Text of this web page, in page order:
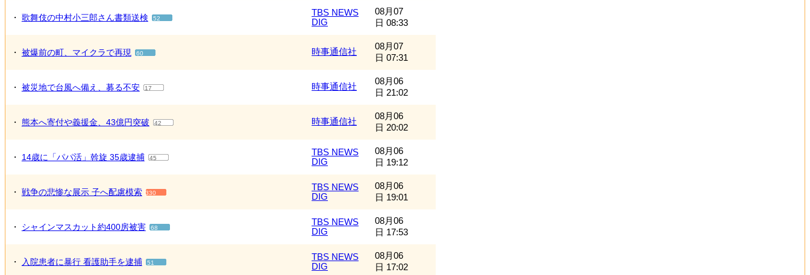
・ 歌舞伎の中村小三郎さん書類送検 52
TBS NEWS
DIG
08月07
日 08:33
・ 被爆前の町、マイクラで再現 60 時事通信社
08月07
日 07:31
・ 被災地で台風へ備え、募る不安 17 時事通信社
08月06
日 21:02
・ 熊本へ寄付や義援金、43億円突破 42 時事通信社
08月06
日 20:02
・ 14歳に「パパ活」斡旋 35歳逮捕 45
TBS NEWS
DIG
08月06
日 19:12
・ 戦争の悲惨な展示 子へ配慮模索 330
TBS NEWS
DIG
08月06
日 19:01
・ シャインマスカット約400房被害 68
TBS NEWS
DIG
08月06
日 17:53
・ 入院患者に暴行 看護助手を逮捕 51
TBS NEWS
DIG
08月06
日 17:02